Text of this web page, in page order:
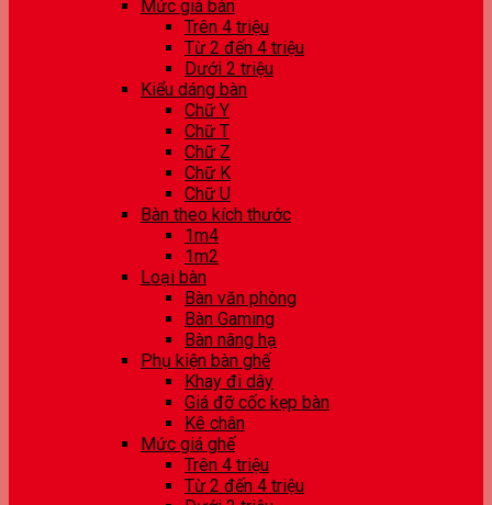
Mức giá bàn
Trên 4 triệu
Từ 2 đến 4 triệu
Dưới 2 triệu
Kiểu dáng bàn
Chữ Y
Chữ T
Chữ Z
Chữ K
Chữ U
Bàn theo kích thước
1m4
1m2
Loại bàn
Bàn văn phòng
Bàn Gaming
Bàn nâng hạ
Phụ kiện bàn ghế
Khay đi dây
Giá đỡ cốc kẹp bàn
Kê chân
Mức giá ghế
Trên 4 triệu
Từ 2 đến 4 triệu